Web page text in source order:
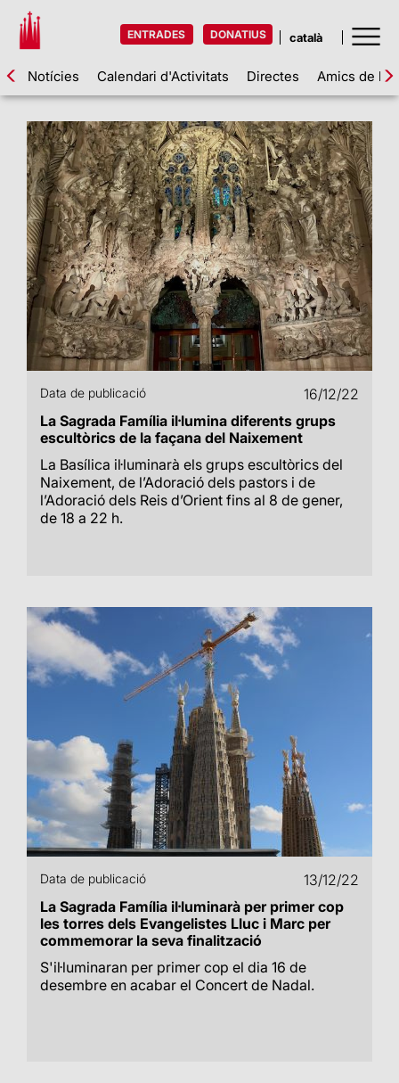
ENTRADES DONATIUS
Notícies Calendari d'Activitats Directes Amics de la
Data de publicació
16/12/22
La Sagrada Família il·lumina diferents grups
escultòrics de la façana del Naixement
La Basílica il·luminarà els grups escultòrics del
Naixement, de l’Adoració dels pastors i de
l’Adoració dels Reis d’Orient fins al 8 de gener,
de 18 a 22 h.
Data de publicació
13/12/22
La Sagrada Família il·luminarà per primer cop
les torres dels Evangelistes Lluc i Marc per
commemorar la seva finalització
S'il·luminaran per primer cop el dia 16 de
desembre en acabar el Concert de Nadal.